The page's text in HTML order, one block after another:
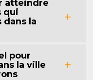
atteindre
qui
la
pour
la ville